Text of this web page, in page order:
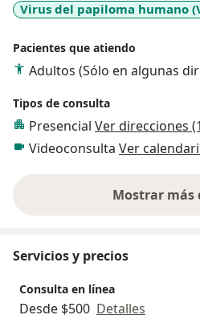
Virus del papiloma humano
Pacientes que atiendo
Adultos (Sólo en algunas
Tipos de consulta
Presencial Ver direcciones
Videoconsulta Ver
Mostrar más
Servicios y precios
Consulta en línea
Desde $500 Detalles